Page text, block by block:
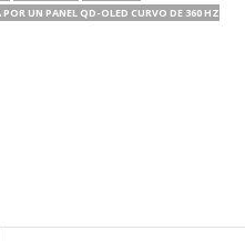
UN PANEL QD-OLED CURVO DE 360 HZ